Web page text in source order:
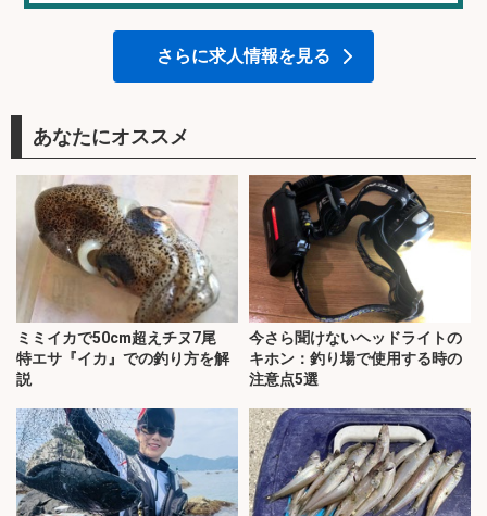
さらに求人情報を見る
あなたにオススメ
ミミイカで50cm超えチヌ7尾
特エサ『イカ』での釣り方を解
説
今さら聞けないヘッドライトの
キホン：釣り場で使用する時の
注意点5選